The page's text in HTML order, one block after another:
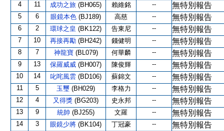
4 11 成功之旅 (BH065) 賴維銘 -- 無特別報告
5 6 眼鏡本色 (BJ189) 高慈 -- 無特別報告
6 2 環球之皇 (BK122) 告東尼 -- 無特別報告
7 10 再接再勵 (BH242) 錢健明 -- 無特別報告
8 7 神龍寶 (BL079) 何華麟 -- 無特別報告
9 13 保羅威威 (BH007) 陳俊輝 -- 無特別報告
10 14 叱咤風雲 (BD106) 蘇錦文 -- 無特別報告
11 5 玉璽 (BH029) 李格力 -- 無特別報告
12 4 又得獎 (BG203) 史永邦 -- 無特別報告
13 9 統帥 (BJ255) 文羅 -- 無特別報告
14 3 眼鏡少將 (BK104) 丁冠豪 -- 無特別報告